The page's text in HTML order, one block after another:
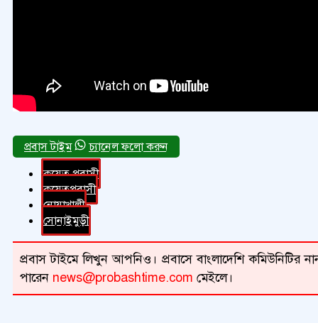
চ্যানেল ফলো করুন
কুয়েত প্রবাসী
কুয়েতপ্রবাসী
নোয়াখালী
সোনাইমুড়ী
প্রবাস টাইমে লিখুন আপনিও। প্রবাসে বাংলাদেশি কমিউনিটির
পারেন news@probashtime.com মেইলে।